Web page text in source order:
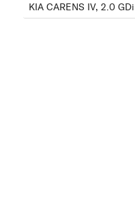
F
KIA CARENS IV, 2.0